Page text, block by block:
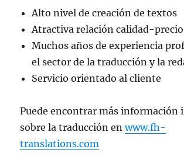
Alto nivel de creación de textos
Atractiva relación calidad-precio
Muchos años de experiencia
el sector de la traducción y la
Servicio orientado al cliente
Puede encontrar más información
sobre la traducción enwww.fh-
translations.com